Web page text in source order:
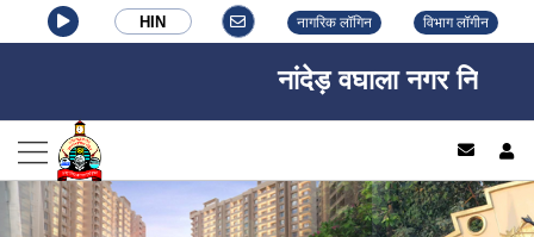
HIN नागरिक लॉगिन विभाग लॉगीन
नांदेड़ वघाला नगर निगम,